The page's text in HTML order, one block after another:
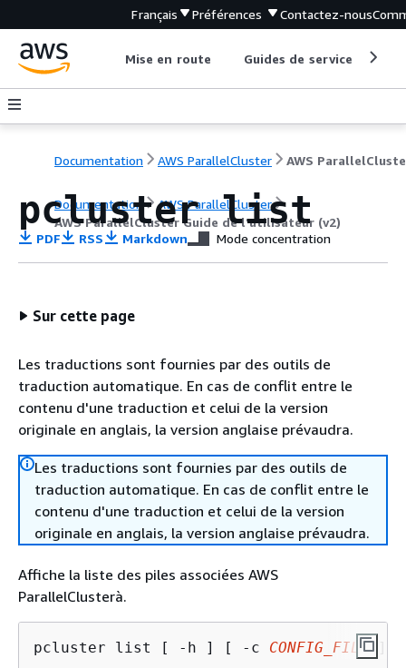
Français Préférences Contactez-nous
Mise en route Guides de service
Documentation AWS ParallelCluster
Documentation
AWS ParallelCluster
AWS ParallelCluster Guide de l'utilisateur (v2)
pcluster list
PDF RSS Markdown Mode concentration
Sur cette page
Les traductions sont fournies par des outils de
traduction automatique. En cas de conflit entre le
contenu d'une traduction et celui de la version
originale en anglais, la version anglaise prévaudra.
Les traductions sont fournies par des outils de
traduction automatique. En cas de conflit entre le
contenu d'une traduction et celui de la version
originale en anglais, la version anglaise prévaudra.
Affiche la liste des piles associées AWS
ParallelClusterà.
pcluster list [ -h ] [ -c CONFIG_FILE ]